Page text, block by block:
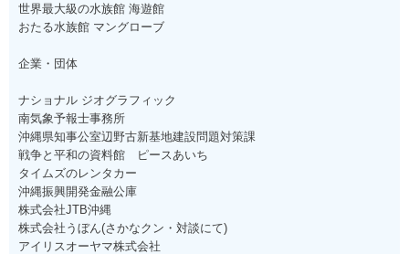
世界最大級の水族館 海遊館
おたる水族館 マングローブ
企業・団体
ナショナル ジオグラフィック
南気象予報士事務所
沖縄県知事公室辺野古新基地建設問題対策課
戦争と平和の資料館 ピースあいち
タイムズのレンタカー
沖縄振興開発金融公庫
株式会社JTB沖縄
株式会社うぼん(さかなクン・対談にて)
アイリスオーヤマ株式会社